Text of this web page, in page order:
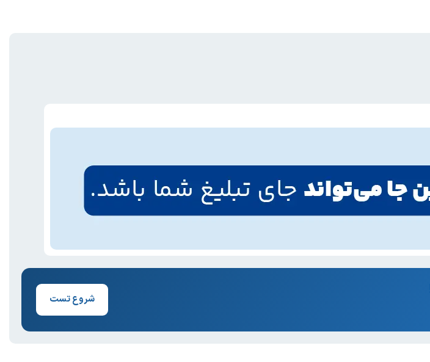
شروع تست